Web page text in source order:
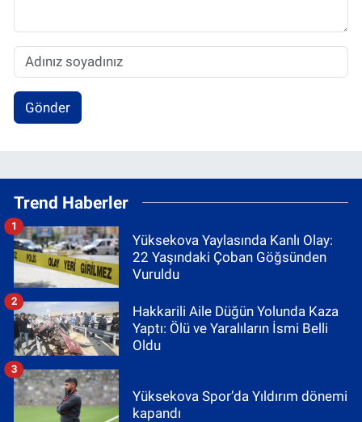
Gönder
Trend Haberler
Yüksekova Yaylasında Kanlı Olay:
22 Yaşındaki Çoban Göğsünden
Vuruldu
1
Hakkarili Aile Düğün Yolunda Kaza
Yaptı: Ölü ve Yaralıların İsmi Belli
Oldu
2
Yüksekova Spor’da Yıldırım dönemi
kapandı
3